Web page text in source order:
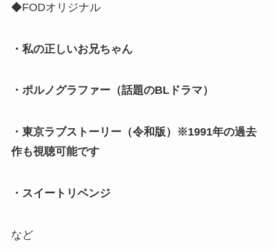
◆FODオリジナル
・私の正しいお兄ちゃん
・ポルノグラファー（話題のBLドラマ）
・東京ラブストーリー（令和版）※1991年の過去
作も視聴可能です
・スイートリベンジ
など